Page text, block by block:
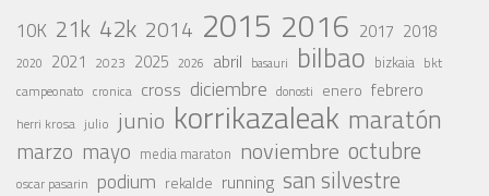
10K 21k 42k 2014 2015 2016 2017 2018
2020 2021 2023 2025 2026 abril basauri bilbao bizkaia bkt
campeonato cronica cross diciembre donosti enero febrero
herri krosa julio junio korrikazaleak maratón
marzo mayo media maraton noviembre octubre
oscar pasarin podium rekalde running san silvestre